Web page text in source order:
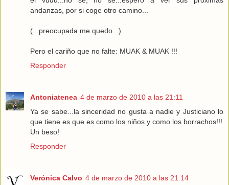
andanzas, por si coge otro camino...
(...preocupada me quedo...)
Pero el cariño que no falte: MUAK & MUAK !!!
Responder
Antoniatenea 4 de marzo de 2010 a las 21:11
Ya se sabe...la sinceridad no gusta a nadie y Justiciano lo
que tiene es que es como los niños y como los borrachos!!!
Un beso!
Responder
Verónica Calvo 4 de marzo de 2010 a las 21:14